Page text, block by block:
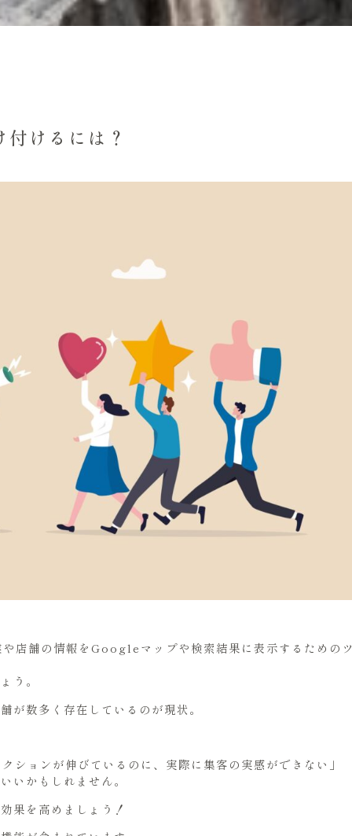
けるには？
店舗の情報をGoogleマップや検索結果に表示するためのツ
う。
が数多く存在しているのが現状。
ションが伸びているのに、実際に集客の実感ができない」
いかもしれません。
果を高めましょう！